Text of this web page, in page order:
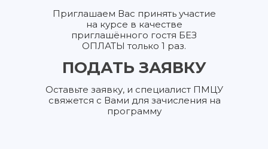
ПОДАТЬ ЗАЯВКУ
Оставьте заявку, и специалист ПМЦУ
свяжется с Вами для зачисления на
программу
Приглашаем Вас принять участие
на курсе в качестве
приглашённого гостя БЕЗ
ОПЛАТЫ только 1 раз.